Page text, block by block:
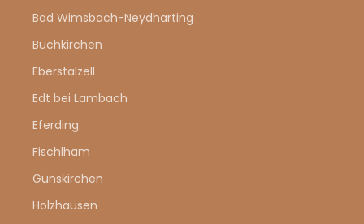
Bad Wimsbach-Neydharting
Buchkirchen
Eberstalzell
Edt bei Lambach
Eferding
Fischlham
Gunskirchen
Holzhausen